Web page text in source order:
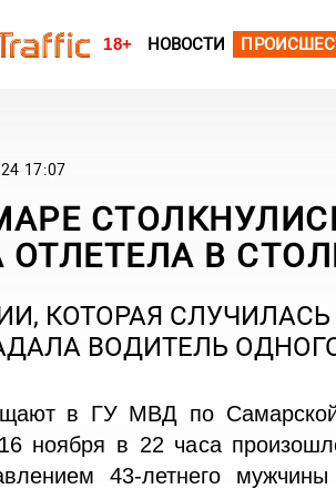
18+ НОВОСТИ
17:07
В
КОТОРАЯ СЛУЧИЛАСЬ
ВОДИТЕЛЬ
в ГУ МВД по Самарской
ноября в 22 часа
43-летнего